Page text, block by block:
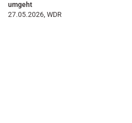
umgeht
27.05.2026, WDR